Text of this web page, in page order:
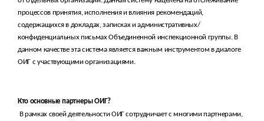
процессов принятия, исполнения и влияния рекомендаций,
содержащихся в докладах, записках и административных/
конфиденциальных письмах Объединенной инспекционной группы. В
данном качестве эта система является важным инструментом в диалоге
ОИГ с участвующими организациями.
Кто основные партнеры ОИГ?
В рамках своей деятельности ОИГ сотрудничает с многими партнерами,